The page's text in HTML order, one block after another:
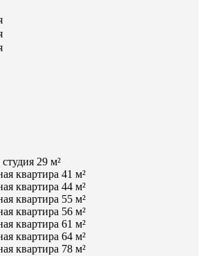
29 м²
квартира 41 м²
квартира 44 м²
квартира 55 м²
квартира 56 м²
квартира 61 м²
квартира 64 м²
квартира 78 м²